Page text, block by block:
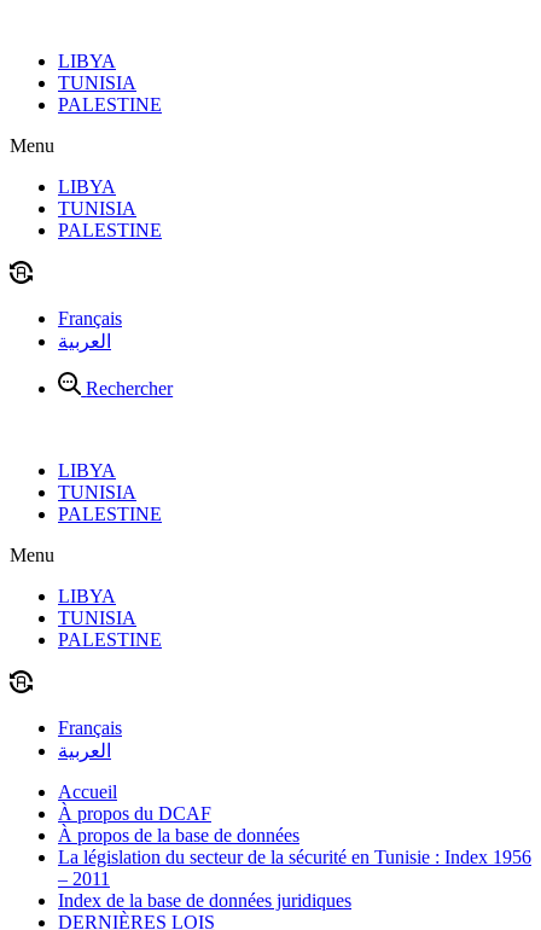
contenuLIBYA
TUNISIA
PALESTINE
Menu
LIBYA
TUNISIA
PALESTINE
Français
العربية
Rechercher
LIBYA
TUNISIA
PALESTINE
Menu
LIBYA
TUNISIA
PALESTINE
Français
العربية
Accueil
À propos du DCAF
À propos de la base de données
La législation du secteur de la sécurité en Tunisie : Index 1956
– 2011
Index de la base de données juridiques
DERNIÈRES LOIS